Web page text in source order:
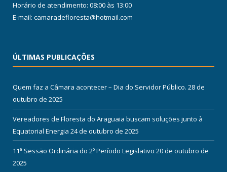
Horário de atendimento: 08:00 às 13:00
E-mail: camaradefloresta@hotmail.com
ÚLTIMAS PUBLICAÇÕES
Quem faz a Câmara acontecer – Dia do Servidor Público. 28 de
outubro de 2025
Vereadores de Floresta do Araguaia buscam soluções junto à
Equatorial Energia 24 de outubro de 2025
11ª Sessão Ordinária do 2º Período Legislativo 20 de outubro de
2025